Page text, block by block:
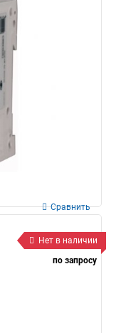
Сравнить
Нет в наличии
по запросу